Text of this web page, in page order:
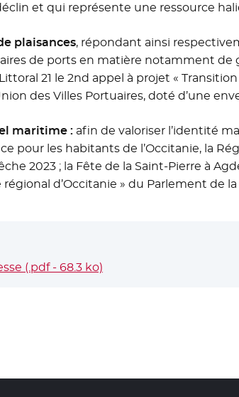
et qui représente une ressource
plaisances, répondant ainsi
de ports en matière notamment de
21 le 2nd appel à projet «
des Villes Portuaires, doté d’une
maritime :afin de valoriser l’identité
pour les habitants de l’Occitanie, la
2023 ; la Fête de la Saint-Pierre à
d’Occitanie » du Parlement de la
(.pdf - 68.3 ko)